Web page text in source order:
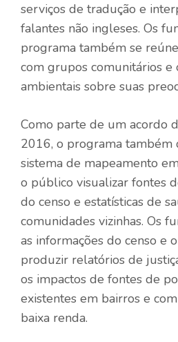
serviços de tradução e
falantes não ingleses. Os
programa também se
com grupos comunitários e
ambientais sobre suas
Como parte de um acordo
2016, o programa também
sistema de mapeamento
o público visualizar fontes
do censo e estatísticas de
comunidades vizinhas. Os
as informações do censo e
produzir relatórios de
os impactos de fontes de
existentes em bairros e
baixa renda.